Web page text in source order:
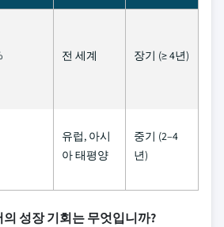
전 세계 장기 (≥ 4년)
유럽, 아시
아 태평양
중기 (2–4
년)
성장 기회는 무엇입니까?